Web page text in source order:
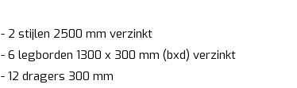
- 2 stijlen 2500 mm verzinkt
- 6 legborden 1300 x 300 mm (bxd) verzinkt
- 12 dragers 300 mm